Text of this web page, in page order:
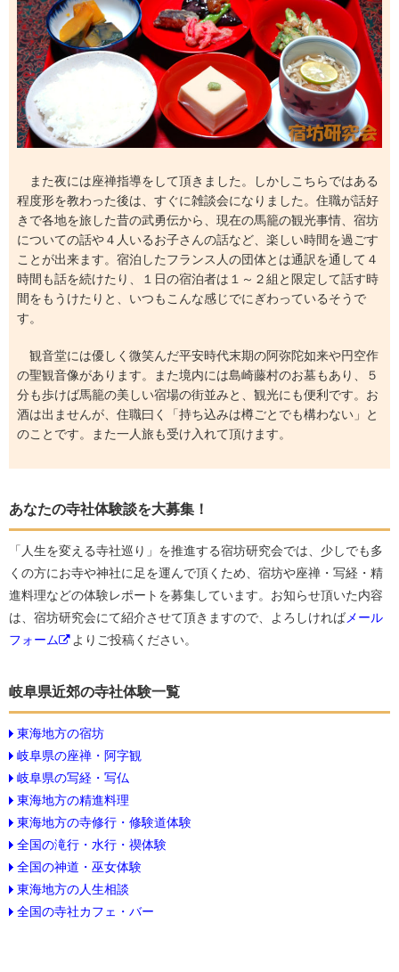
また夜には座禅指導をして頂きました。しかしこちらではある
程度形を教わった後は、すぐに雑談会になりました。住職が話好
きで各地を旅した昔の武勇伝から、現在の馬籠の観光事情、宿坊
についての話や４人いるお子さんの話など、楽しい時間を過ごす
ことが出来ます。宿泊したフランス人の団体とは通訳を通して４
時間も話を続けたり、１日の宿泊者は１～２組と限定して話す時
間をもうけたりと、いつもこんな感じでにぎわっているそうで
す。
観音堂には優しく微笑んだ平安時代末期の阿弥陀如来や円空作
の聖観音像があります。また境内には島崎藤村のお墓もあり、５
分も歩けば馬籠の美しい宿場の街並みと、観光にも便利です。お
酒は出ませんが、住職曰く「持ち込みは樽ごとでも構わない」と
のことです。また一人旅も受け入れて頂けます。
あなたの寺社体験談を大募集！
「人生を変える寺社巡り」を推進する宿坊研究会では、少しでも多
くの方にお寺や神社に足を運んで頂くため、宿坊や座禅・写経・精
進料理などの体験レポートを募集しています。お知らせ頂いた内容
は、宿坊研究会にて紹介させて頂きますので、よろしければメール
フォーム
よりご投稿ください。
岐阜県近郊の寺社体験一覧
東海地方の宿坊
岐阜県の座禅・阿字観
岐阜県の写経・写仏
東海地方の精進料理
東海地方の寺修行・修験道体験
全国の滝行・水行・禊体験
全国の神道・巫女体験
東海地方の人生相談
全国の寺社カフェ・バー